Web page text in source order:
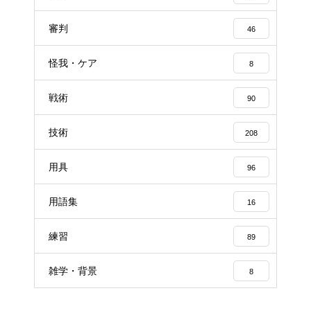
審判 46
怪我・ケア 8
戦術 90
技術 208
用具 96
用語集 16
練習 89
雑学・背景 8